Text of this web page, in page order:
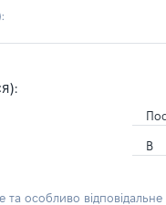
:
В
особливо